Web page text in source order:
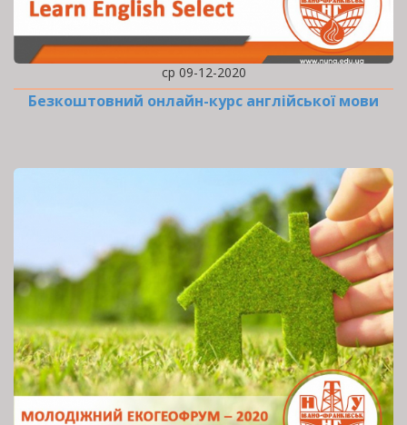
ср 09-12-2020
Безкоштовний онлайн-курс англійської мови